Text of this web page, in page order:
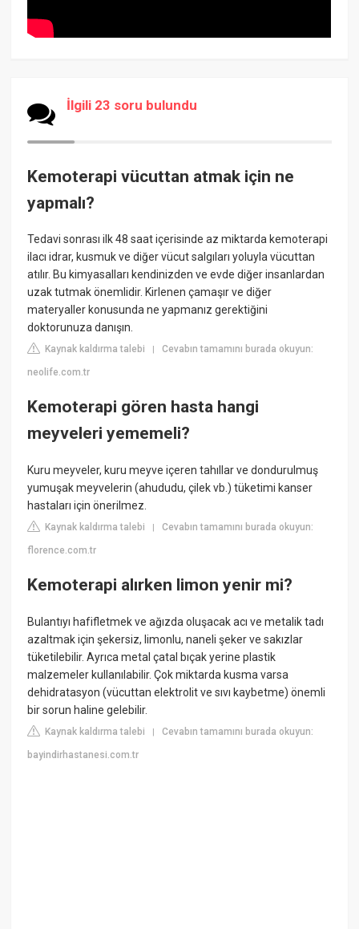
İlgili 23 soru bulundu
Kemoterapi vücuttan atmak için ne
yapmalı?
Tedavi sonrası ilk 48 saat içerisinde az miktarda kemoterapi
ilacı idrar, kusmuk ve diğer vücut salgıları yoluyla vücuttan
atılır. Bu kimyasalları kendinizden ve evde diğer insanlardan
uzak tutmak önemlidir. Kirlenen çamaşır ve diğer
materyaller konusunda ne yapmanız gerektiğini
doktorunuza danışın.
Kaynak kaldırma talebi |Cevabın tamamını burada okuyun:
neolife.com.tr
Kemoterapi gören hasta hangi
meyveleri yememeli?
Kuru meyveler, kuru meyve içeren tahıllar ve dondurulmuş
yumuşak meyvelerin (ahududu, çilek vb.) tüketimi kanser
hastaları için önerilmez.
Kaynak kaldırma talebi |Cevabın tamamını burada okuyun:
florence.com.tr
Kemoterapi alırken limon yenir mi?
Bulantıyı hafifletmek ve ağızda oluşacak acı ve metalik tadı
azaltmak için şekersiz, limonlu, naneli şeker ve sakızlar
tüketilebilir. Ayrıca metal çatal bıçak yerine plastik
malzemeler kullanılabilir. Çok miktarda kusma varsa
dehidratasyon (vücuttan elektrolit ve sıvı kaybetme) önemli
bir sorun haline gelebilir.
Kaynak kaldırma talebi |Cevabın tamamını burada okuyun:
bayindirhastanesi.com.tr